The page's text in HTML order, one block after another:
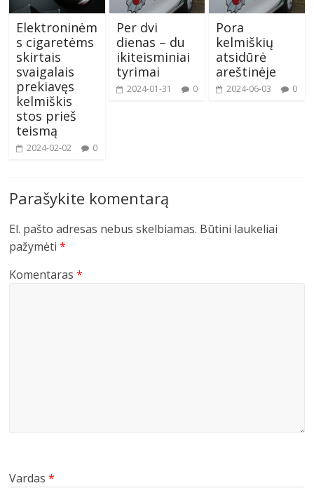
Elektroninėm
s cigaretėms
skirtais
svaigalais
prekiavęs
kelmiškis
stos prieš
teismą
2024-02-02 0
Per dvi
dienas – du
ikiteisminiai
tyrimai
2024-01-31 0
Pora
kelmiškių
atsidūrė
areštinėje
2024-06-03 0
Parašykite komentarą
El. pašto adresas nebus skelbiamas. Būtini laukeliai
pažymėti*
Komentaras*
Vardas*